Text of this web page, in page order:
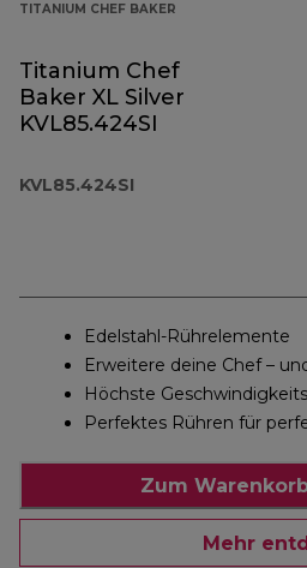
TITANIUM CHEF BAKER
Titanium Chef
Baker XL Silver
KVL85.424SI
KVL85.424SI
Edelstahl-Rührelemente
Erweitere deine Chef –
Höchste
Perfektes Rühren für
Zum
Mehr